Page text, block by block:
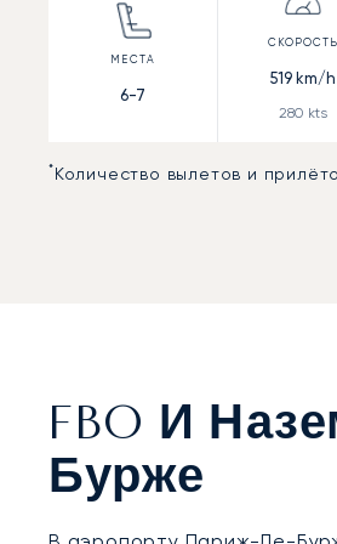
6-7
519km/h
280 kts
*Количество вылетов и
FBO И
Бурже